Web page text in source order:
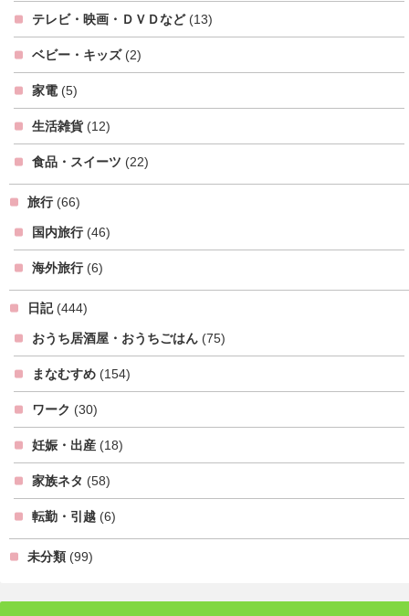
テレビ・映画・ＤＶＤなど(13)
ベビー・キッズ(2)
家電 (5)
生活雑貨 (12)
食品・スイーツ (22)
旅行(66)
国内旅行(46)
海外旅行(6)
日記(444)
おうち居酒屋・おうちごはん (75)
まなむすめ (154)
ワーク (30)
妊娠・出産 (18)
家族ネタ (58)
転勤・引越 (6)
未分類 (99)